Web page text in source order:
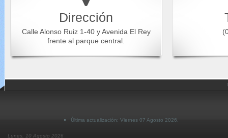
Dirección
Calle Alonso Ruiz 1-40 y Avenida El Rey
frente al parque central.
Última actualización: Viernes 07 Agosto 2026.
Lunes, 10 Agosto 2026